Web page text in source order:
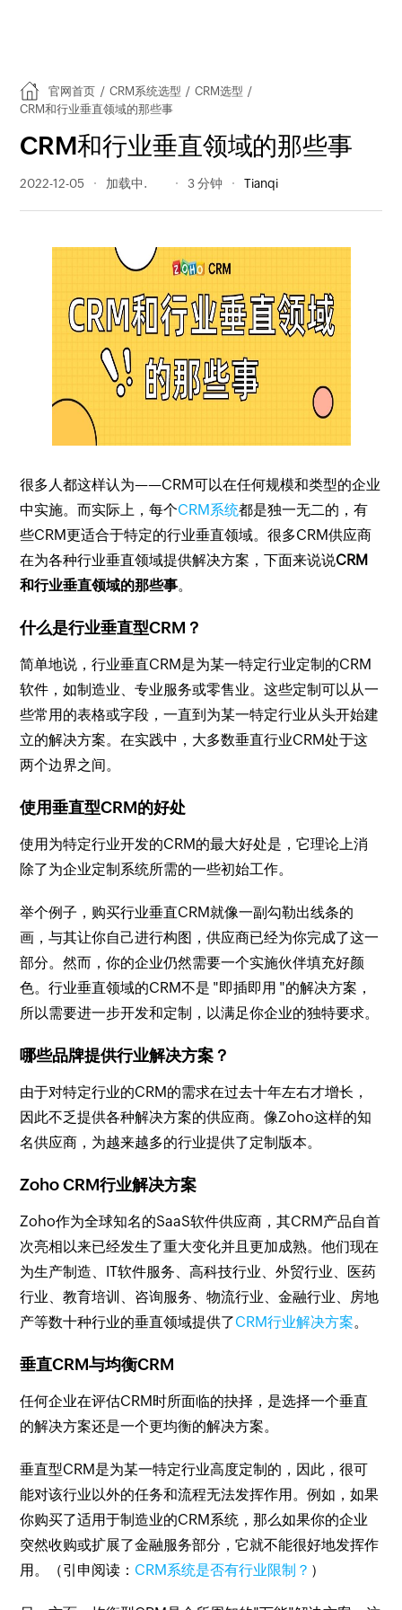
官网首页 / CRM系统选型 / CRM选型 /
CRM和行业垂直领域的那些事
CRM和行业垂直领域的那些事
2022-12-05 415 阅读量 3 分钟 Tianqi
很多人都这样认为——CRM可以在任何规模和类型的企业
中实施。而实际上，每个CRM系统都是独一无二的，有
些CRM更适合于特定的行业垂直领域。很多CRM供应商
在为各种行业垂直领域提供解决方案，下面来说说CRM
和行业垂直领域的那些事。
什么是行业垂直型CRM？
简单地说，行业垂直CRM是为某一特定行业定制的CRM
软件，如制造业、专业服务或零售业。这些定制可以从一
些常用的表格或字段，一直到为某一特定行业从头开始建
立的解决方案。在实践中，大多数垂直行业CRM处于这
两个边界之间。
使用垂直型CRM的好处
使用为特定行业开发的CRM的最大好处是，它理论上消
除了为企业定制系统所需的一些初始工作。
举个例子，购买行业垂直CRM就像一副勾勒出线条的
画，与其让你自己进行构图，供应商已经为你完成了这一
部分。然而，你的企业仍然需要一个实施伙伴填充好颜
色。行业垂直领域的CRM不是 "即插即用 "的解决方案，
所以需要进一步开发和定制，以满足你企业的独特要求。
哪些品牌提供行业解决方案？
由于对特定行业的CRM的需求在过去十年左右才增长，
因此不乏提供各种解决方案的供应商。像Zoho这样的知
名供应商，为越来越多的行业提供了定制版本。
Zoho CRM行业解决方案
Zoho作为全球知名的SaaS软件供应商，其CRM产品自首
次亮相以来已经发生了重大变化并且更加成熟。他们现在
为生产制造、IT软件服务、高科技行业、外贸行业、医药
行业、教育培训、咨询服务、物流行业、金融行业、房地
产等数十种行业的垂直领域提供了CRM行业解决方案。
垂直CRM与均衡CRM
任何企业在评估CRM时所面临的抉择，是选择一个垂直
的解决方案还是一个更均衡的解决方案。
垂直型CRM是为某一特定行业高度定制的，因此，很可
能对该行业以外的任务和流程无法发挥作用。例如，如果
你购买了适用于制造业的CRM系统，那么如果你的企业
突然收购或扩展了金融服务部分，它就不能很好地发挥作
用。（引申阅读： CRM系统是否有行业限制？ ）